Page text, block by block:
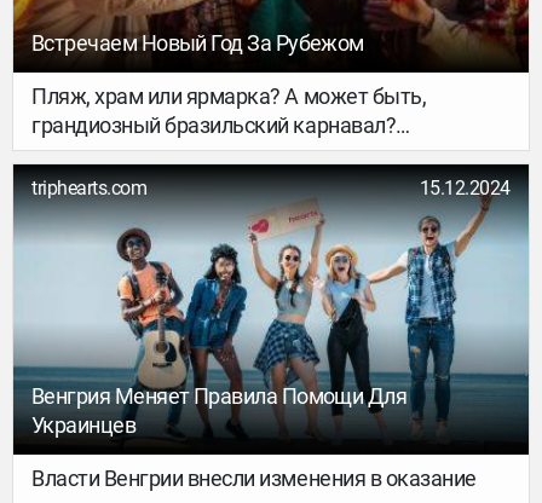
Встречаем Новый Год За Рубежом
Пляж, храм или ярмарка? А может быть,
грандиозный бразильский карнавал?
Рассказываем, где и как можно встретить 2025
год, чтобы он точно удался. Ловите 10 вариантов
и планируйте, как пройдёт главная ночь года.
triphearts.com 15.12.2024
Венгрия Меняет Правила Помощи Для
Украинцев
Власти Венгрии внесли изменения в оказание